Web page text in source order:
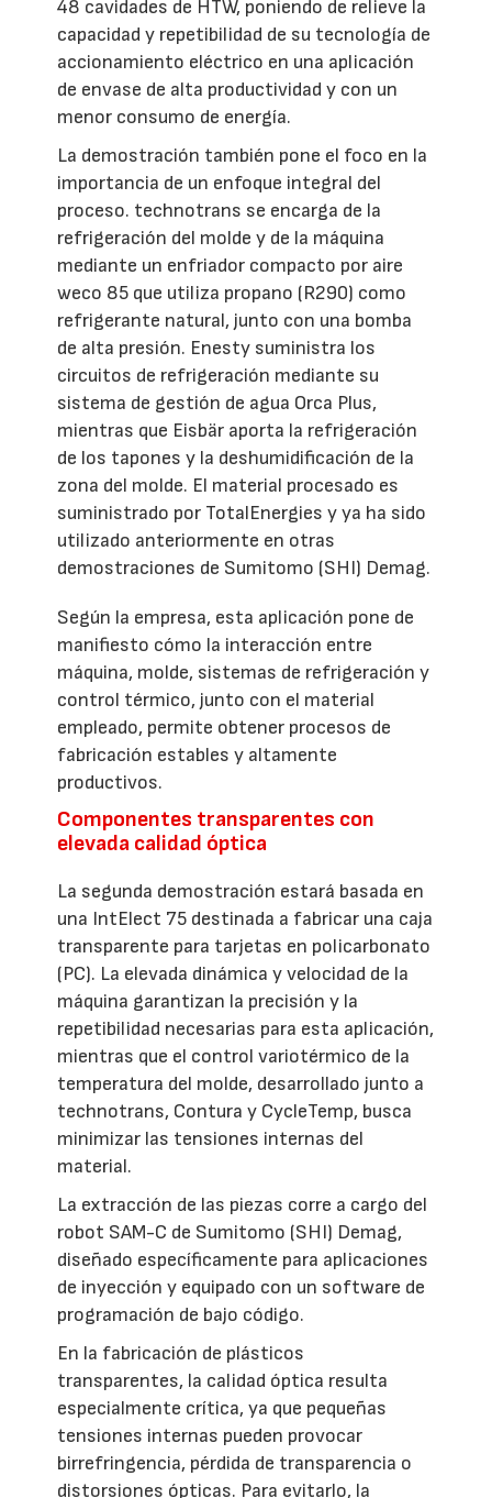
48 cavidades de HTW, poniendo de relieve la
capacidad y repetibilidad de su tecnología de
accionamiento eléctrico en una aplicación
de envase de alta productividad y con un
menor consumo de energía.
La demostración también pone el foco en la
importancia de un enfoque integral del
proceso. technotrans se encarga de la
refrigeración del molde y de la máquina
mediante un enfriador compacto por aire
weco 85 que utiliza propano (R290) como
refrigerante natural, junto con una bomba
de alta presión. Enesty suministra los
circuitos de refrigeración mediante su
sistema de gestión de agua Orca Plus,
mientras que Eisbär aporta la refrigeración
de los tapones y la deshumidificación de la
zona del molde. El material procesado es
suministrado por TotalEnergies y ya ha sido
utilizado anteriormente en otras
demostraciones de Sumitomo (SHI) Demag.
Según la empresa, esta aplicación pone de
manifiesto cómo la interacción entre
máquina, molde, sistemas de refrigeración y
control térmico, junto con el material
empleado, permite obtener procesos de
fabricación estables y altamente
productivos.
Componentes transparentes con
elevada calidad óptica
La segunda demostración estará basada en
una IntElect 75 destinada a fabricar una caja
transparente para tarjetas en policarbonato
(PC). La elevada dinámica y velocidad de la
máquina garantizan la precisión y la
repetibilidad necesarias para esta aplicación,
mientras que el control variotérmico de la
temperatura del molde, desarrollado junto a
technotrans, Contura y CycleTemp, busca
minimizar las tensiones internas del
material.
La extracción de las piezas corre a cargo del
robot SAM-C de Sumitomo (SHI) Demag,
diseñado específicamente para aplicaciones
de inyección y equipado con un software de
programación de bajo código.
En la fabricación de plásticos
transparentes, la calidad óptica resulta
especialmente crítica, ya que pequeñas
tensiones internas pueden provocar
birrefringencia, pérdida de transparencia o
distorsiones ópticas. Para evitarlo, la